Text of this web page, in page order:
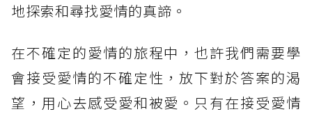
地探索和尋找愛情的真諦。
在不確定的愛情的旅程中，也許我們需要學
會接受愛情的不確定性，放下對於答案的渴
望，用心去感受愛和被愛。只有在接受愛情